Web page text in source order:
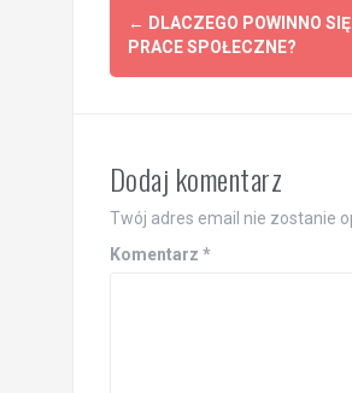
Post
navigation
← DLACZEGO POWINNO
PRACE SPOŁECZNE?
Dodaj komentarz
Twój adres email nie zostanie
Komentarz *